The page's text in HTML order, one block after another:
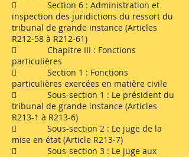
 Section 6 : Administration et
inspection des juridictions du ressort du
tribunal de grande instance (Articles
R212-58 à R212-61)
 Chapitre III : Fonctions
particulières
 Section 1 : Fonctions
particulières exercées en matière civile
 Sous-section 1 : Le président du
tribunal de grande instance (Articles
R213-1 à R213-6)
 Sous-section 2 : Le juge de la
mise en état (Article R213-7)
 Sous-section 3 : Le juge aux